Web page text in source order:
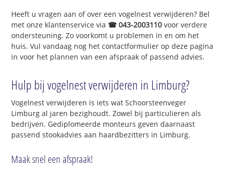
Heeft u vragen aan of over een vogelnest verwijderen? Bel
met onze klantenservice via ☎ 043-2003110 voor verdere
ondersteuning. Zo voorkomt u problemen in en om het
huis. Vul vandaag nog het contactformulier op deze pagina
in voor het plannen van een afspraak of passend advies.
Hulp bij vogelnest verwijderen in Limburg?
Vogelnest verwijderen is iets wat Schoorsteenveger
Limburg al jaren bezighoudt. Zowel bij particulieren als
bedrijven. Gediplomeerde monteurs geven daarnaast
passend stookadvies aan haardbezitters in Limburg.
Maak snel een afspraak!